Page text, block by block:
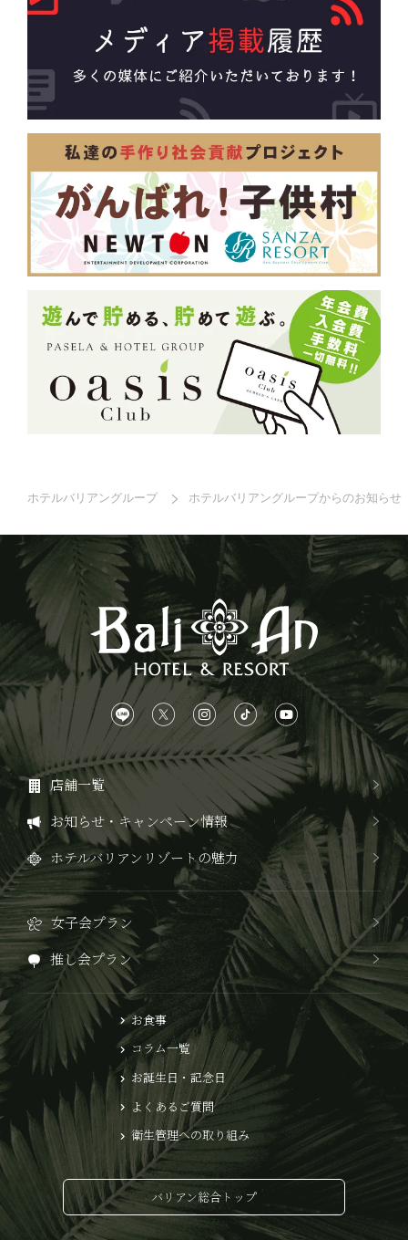
ホテルバリアングループ ホテルバリアングループからのお知らせ
店舗一覧
お知らせ・キャンペーン情報
ホテルバリアンリゾートの魅力
女子会プラン
推し会プラン
お食事
コラム一覧
お誕生日・記念日
よくあるご質問
衛生管理への取り組み
バリアン総合トップ